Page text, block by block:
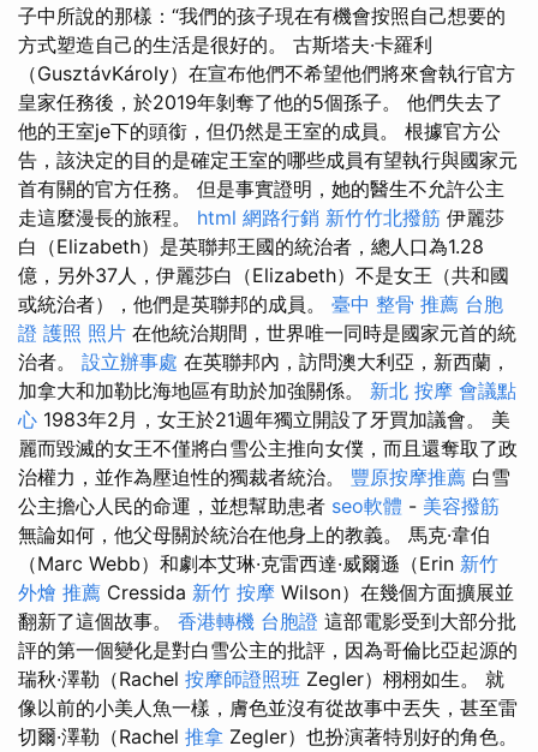
子中所說的那樣：“我們的孩子現在有機會按照自己想要的
方式塑造自己的生活是很好的。 古斯塔夫·卡羅利
（GusztávKároly）在宣布他們不希望他們將來會執行官方
皇家任務後，於2019年剝奪了他的5個孫子。 他們失去了
他的王室je下的頭銜，但仍然是王室的成員。 根據官方公
告，該決定的目的是確定王室的哪些成員有望執行與國家元
首有關的官方任務。 但是事實證明，她的醫生不允許公主
走這麼漫長的旅程。 html 網路行銷 新竹竹北撥筋 伊麗莎
白（Elizabeth）是英聯邦王國的統治者，總人口為1.28
億，另外37人，伊麗莎白（Elizabeth）不是女王（共和國
或統治者），他們是英聯邦的成員。 臺中 整骨 推薦 台胞
證 護照 照片 在他統治期間，世界唯一同時是國家元首的統
治者。 設立辦事處 在英聯邦內，訪問澳大利亞，新西蘭，
加拿大和加勒比海地區有助於加強關係。 新北 按摩 會議點
心 1983年2月，女王於21週年獨立開設了牙買加議會。 美
麗而毀滅的女王不僅將白雪公主推向女僕，而且還奪取了政
治權力，並作為壓迫性的獨裁者統治。 豐原按摩推薦 白雪
公主擔心人民的命運，並想幫助患者 seo軟體 - 美容撥筋
無論如何，他父母關於統治在他身上的教義。 馬克·韋伯
（Marc Webb）和劇本艾琳·克雷西達·威爾遜（Erin 新竹
外燴 推薦 Cressida 新竹 按摩 Wilson）在幾個方面擴展並
翻新了這個故事。 香港轉機 台胞證 這部電影受到大部分批
評的第一個變化是對白雪公主的批評，因為哥倫比亞起源的
瑞秋·澤勒（Rachel 按摩師證照班 Zegler）栩栩如生。 就
像以前的小美人魚一樣，膚色並沒有從故事中丟失，甚至雷
切爾·澤勒（Rachel 推拿 Zegler）也扮演著特別好的角色。